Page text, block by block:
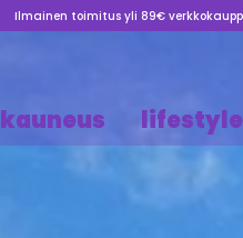
Ilmainen toimitus yli 89€
kauneus lifestyle